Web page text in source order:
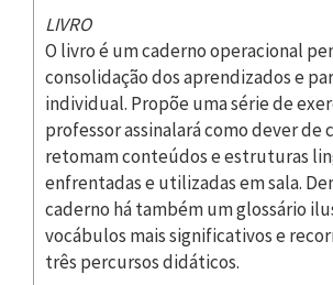
LIVRO
O livro é um caderno operacional
consolidação dos aprendizados e
individual. Propõe uma série de
professor assinalará como dever de
retomam conteúdos e estruturas
enfrentadas e utilizadas em sala.
caderno há também um glossário
vocábulos mais significativos e
três percursos didáticos.